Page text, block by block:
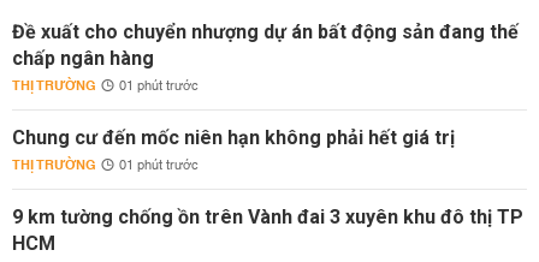
Đề xuất cho chuyển nhượng dự án bất động sản đang thế
chấp ngân hàng
THỊ TRƯỜNG 01 phút trước
Chung cư đến mốc niên hạn không phải hết giá trị
THỊ TRƯỜNG 01 phút trước
9 km tường chống ồn trên Vành đai 3 xuyên khu đô thị TP
HCM